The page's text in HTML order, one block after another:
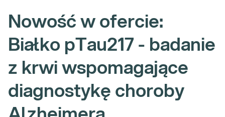
Nowość w ofercie:
Białko pTau217 - badanie
z krwi wspomagające
diagnostykę choroby